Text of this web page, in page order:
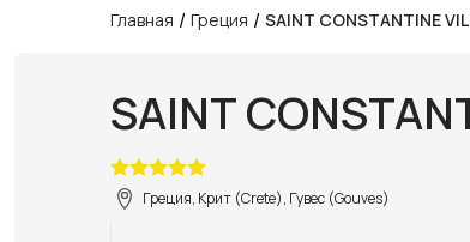
Главная / Греция / SAINT CONSTANTINE
SAINT
Греция, Крит (Crete), Гувес (Gouves)